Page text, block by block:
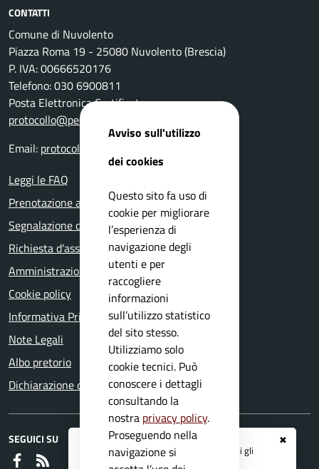
✖
Registrati ai serviziAPP IO
e ricevi tutti gli
aggiornamenti dall'Ente
CONTATTI
Comune di Nuvolento
Piazza Roma 19 - 25080 Nuvolento (Brescia)
P. IVA: 00666520176
Telefono: 030 6900811
Posta Elettronica Certificata:
protocollo@pec.comune.nuvolento.bs.it
Email: protocollo@comune.nuvolento.bs.it
Leggi le FAQ
Prenotazione appuntamento
Segnalazione disservizio
Richiesta d'assistenza
Amministrazione trasparente
Cookie policy
Informativa Privacy
Note Legali
Albo pretorio
Dichiarazione di accessibilità
SEGUICI SU
Faceboook
Avviso sull'utilizzo
dei cookies
Questo sito fa uso di
cookie per migliorare
l’esperienza di
navigazione degli
utenti e per
raccogliere
informazioni
sull’utilizzo statistico
del sito stesso.
Utilizziamo solo
cookie tecnici. Può
conoscere i dettagli
consultando la
nostra privacy policy.
Proseguendo nella
navigazione si